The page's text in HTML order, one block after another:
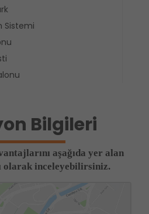
Sistemi
Bilgileri
aşağıda yer alan
olarak inceleyebilirsiniz.